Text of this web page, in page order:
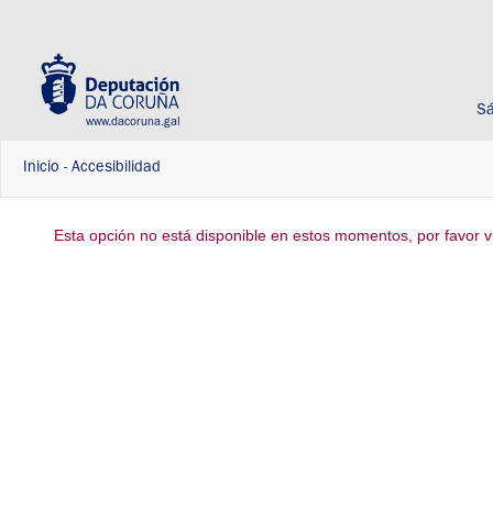
www.dacoruna.gal
Inicio - Accesibilidad
Esta opción no está disponible en estos momentos, por favor